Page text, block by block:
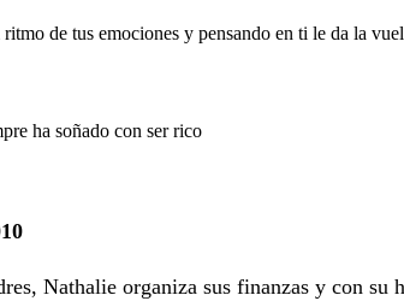
ritmo de tus emociones y pensando en ti le da la
ha soñado con ser rico
Nathalie organiza sus finanzas y con su